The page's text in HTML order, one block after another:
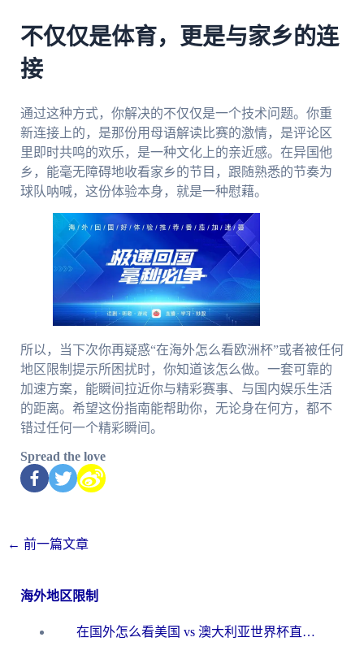
不仅仅是体育，更是与家乡的连
接
通过这种方式，你解决的不仅仅是一个技术问题。你重
新连接上的，是那份用母语解读比赛的激情，是评论区
里即时共鸣的欢乐，是一种文化上的亲近感。在异国他
乡，能毫无障碍地收看家乡的节目，跟随熟悉的节奏为
球队呐喊，这份体验本身，就是一种慰藉。
所以，当下次你再疑惑“在海外怎么看欧洲杯”或者被任何
地区限制提示所困扰时，你知道该怎么做。一套可靠的
加速方案，能瞬间拉近你与精彩赛事、与国内娱乐生活
的距离。希望这份指南能帮助你，无论身在何方，都不
错过任何一个精彩瞬间。
Spread the love
← 前一篇文章
海外地区限制
在国外怎么看美国 vs 澳大利亚世界杯直播？海外党必藏的中文解说观赛指南